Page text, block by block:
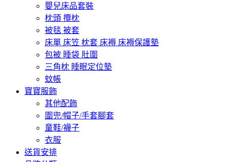
嬰兒床品套裝
枕頭 攬枕
被毯 被套
床單 床笠 枕套 床褥 床褥保護墊
包被 睡袋 肚圍
三角枕 睡眠定位墊
蚊帳
寶寶服飾
其他配飾
圍兜/帽子/手套腳套
童鞋/襪子
衣服
送貨安排